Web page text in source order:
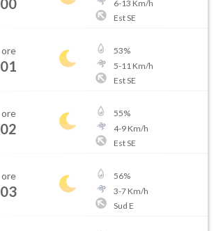
00
6-13 Km/h
Est SE
ore
01
53%
5-11 Km/h
Est SE
ore
02
55%
4-9Km/h
Est SE
ore
03
56%
3-7Km/h
Sud E